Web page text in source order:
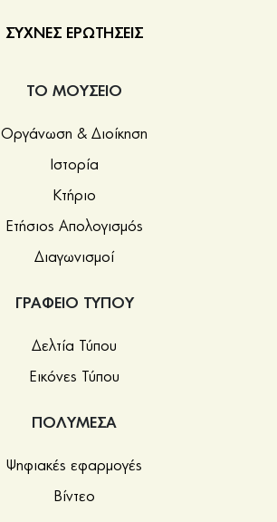
ΣΥΧΝΕΣ ΕΡΩΤΗΣΕΙΣ
ΤΟ ΜΟΥΣΕΙΟ
Οργάνωση & Διοίκηση
Ιστορία
Κτήριο
Ετήσιος Απολογισμός
Διαγωνισμοί
ΓΡΑΦΕΙΟ ΤΥΠΟΥ
Δελτία Τύπου
Εικόνες Τύπου
ΠΟΛΥΜΕΣΑ
Ψηφιακές εφαρμογές
Βίντεο